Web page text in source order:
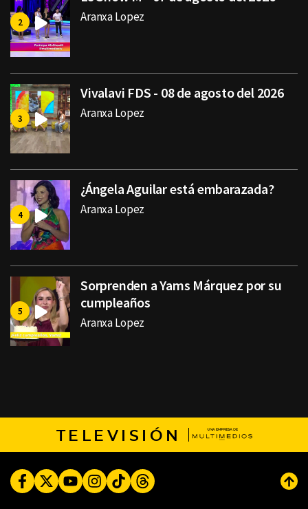
Aranxa Lopez
Vivalavi FDS - 08 de agosto del 2026
Aranxa Lopez
¿Ángela Aguilar está embarazada?
Aranxa Lopez
Sorprenden a Yams Márquez por su
cumpleaños
Aranxa Lopez
TELEVISIÓN
FacebookTwitterYoutubeInstagram
TikTokThreads